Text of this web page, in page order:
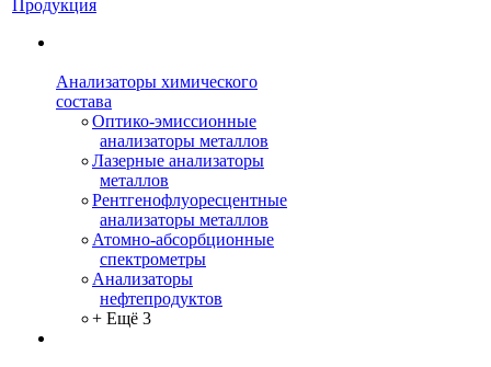
Продукция
Анализаторы химического
состава
Оптико-эмиссионные
анализаторы металлов
Лазерные анализаторы
металлов
Рентгенофлуоресцентные
анализаторы металлов
Атомно-абсорбционные
спектрометры
Анализаторы
нефтепродуктов
+ Ещё 3